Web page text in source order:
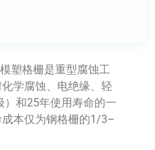
塑格栅是重型腐蚀工
学腐蚀、电绝缘、轻
）和25年使用寿命的一
本仅为钢格栅的1/3–